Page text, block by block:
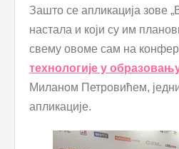
Зашто се апликација зове
настала и који су им
свему овоме сам на
технологије у
Миланом Петровићем,
апликације.